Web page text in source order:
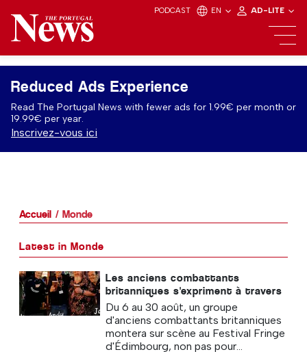
PODCAST EN AD-LITE
Reduced Ads Experience
Read The Portugal News with fewer ads for 1.99€ per month or
19.99€ per year.
Inscrivez-vous ici
Accueil Monde
Latest in Monde
Les anciens combattants
britanniques s'expriment à travers
le rire alors que « Project Comedy
» fait son retour au Fringe
Du 6 au 30 août, un groupe
d'anciens combattants britanniques
montera sur scène au Festival Fringe
d'Édimbourg, non pas pour...